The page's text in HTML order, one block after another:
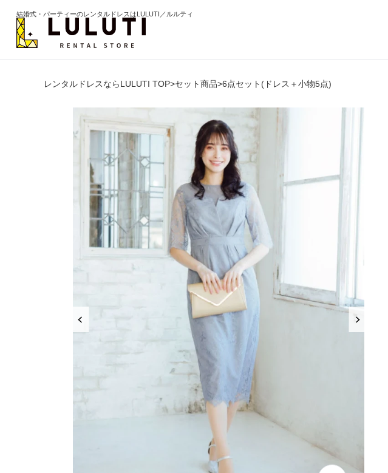
結婚式・パーティーのレンタルドレスはLULUTI／ルルティ
カテゴリから選ぶ
セットアップ
オールインワン
専門家監修 骨格×カラーセット
高級レストランにぴったり！洗練された
年代から選ぶ
20代
40代
50代
60代以上
季節のコンテンツ
推し活におすすめのドレス特集♥
骨格＆パーソナルカラーのプロ監修！は
じめての結婚式参列にぴったりのドレス
セット
骨格＆パーソナルカラーのプロ監修！上
品さを叶える結婚式参列ドレスセット
【ご親族編】
レンタルドレスならLULUTI TOP>セット商品>6点セット(ドレス＋小物5点)